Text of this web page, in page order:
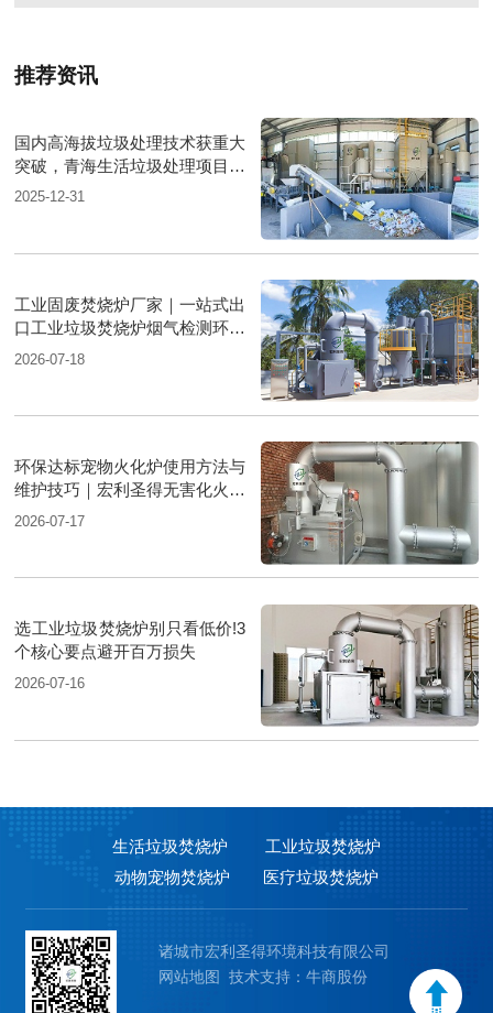
推荐资讯
国内高海拔垃圾处理技术获重大
突破，青海生活垃圾处理项目树
行业新标杆
2025-12-31
工业固废焚烧炉厂家｜一站式出
口工业垃圾焚烧炉烟气检测环保
达标
2026-07-18
环保达标宠物火化炉使用方法与
维护技巧｜宏利圣得无害化火化
设备科普
2026-07-17
选工业垃圾焚烧炉别只看低价!3
个核心要点避开百万损失
2026-07-16
生活垃圾焚烧炉
工业垃圾焚烧炉
动物宠物焚烧炉
医疗垃圾焚烧炉
诸城市宏利圣得环境科技有限公司
网站地图
技术支持：牛商股份